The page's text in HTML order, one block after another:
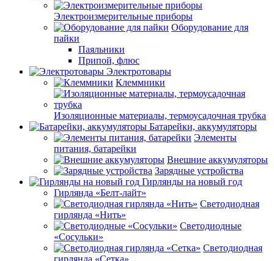
Электроизмерительные приборы
Оборудование для
пайки
Паяльники
Припой, флюс
Электротовары
Клеммники
Изоляционные материалы, термоусадочная трубка
Батарейки, аккумуляторы
Элементы
питания, батарейки
Внешние аккумуляторы
Зарядные устройства
Гирлянды на новый год
Гирлянда «Белт-лайт»
Светодиодная
гирлянда «Нить»
Светодиодные
«Сосульки»
Светодиодная
гирлянда «Сетка»